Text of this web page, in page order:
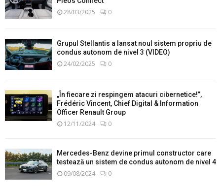
28/03/2025 0
Grupul Stellantis a lansat noul sistem propriu de
condus autonom de nivel 3 (VIDEO)
24/02/2025 0
„În fiecare zi respingem atacuri cibernetice!”,
Frédéric Vincent, Chief Digital & Information
Officer Renault Group
12/11/2024 0
Mercedes-Benz devine primul constructor care
testează un sistem de condus autonom de nivel 4
09/08/2024 0